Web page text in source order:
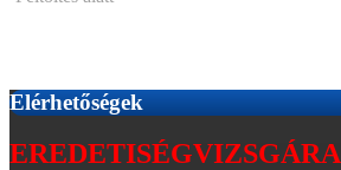
Elérhetőségek
EREDETISÉGVIZSGÁRA